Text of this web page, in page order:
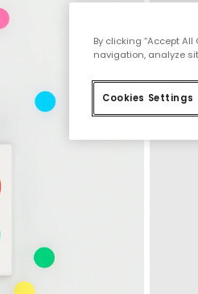
By clicking “Accept
navigation, analyze
Cookies Settings